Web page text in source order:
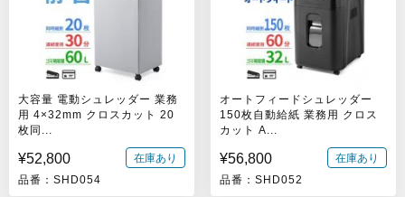
大容量 電動シュレッダー 業務
用 4×32mm クロスカット 20
枚同...
¥52,800
在庫あり
品番：SHD054
オートフィードシュレッダー
150枚自動給紙 業務用 クロス
カット A...
¥56,800
在庫あり
品番：SHD052